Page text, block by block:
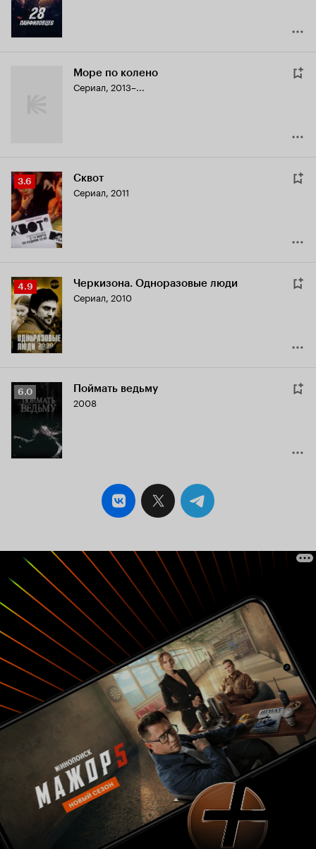
Море по колено
Сериал, 2013–...
Рейтинг
Кинопоиска
3.6
3.6 Сквот
Сериал, 2011
Рейтинг
Кинопоиска
4.9
4.9 Черкизона. Одноразовые люди
Сериал, 2010
Рейтинг
Кинопоиска
6.0 Поймать ведьму
2008